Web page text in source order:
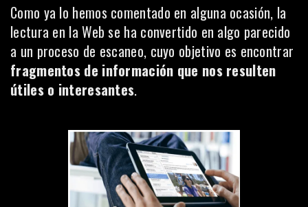
Como ya lo hemos comentado en alguna ocasión, la
lectura en la Web se ha convertido en algo parecido
a un proceso de escaneo, cuyo objetivo es encontrar
fragmentos de información que nos resulten
útiles o interesantes.